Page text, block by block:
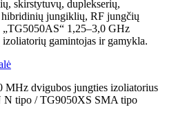
skirstytuvų, duplekserių,
jungiklių, RF jungčių
„TG5050AS“ 1,25–3,0 GHz
gamintojas ir gamykla.